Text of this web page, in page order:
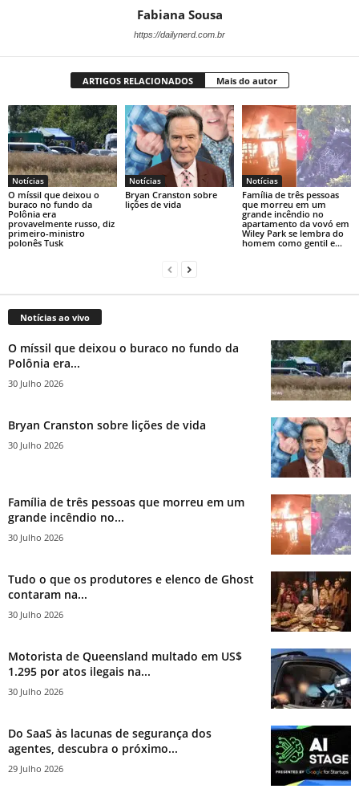
Fabiana Sousa
https://dailynerd.com.br
ARTIGOS RELACIONADOS Mais do autor
Notícias
O míssil que deixou o
buraco no fundo da
Polônia era
provavelmente russo, diz
primeiro-ministro
polonês Tusk
Notícias
Bryan Cranston sobre
lições de vida
Notícias
Família de três pessoas
que morreu em um
grande incêndio no
apartamento da vovó em
Wiley Park se lembra do
homem como gentil e...
Notícias ao vivo
O míssil que deixou o buraco no fundo da
Polônia era...
30 Julho 2026
Bryan Cranston sobre lições de vida
30 Julho 2026
Família de três pessoas que morreu em um
grande incêndio no...
30 Julho 2026
Tudo o que os produtores e elenco de Ghost
contaram na...
30 Julho 2026
Motorista de Queensland multado em US$
1.295 por atos ilegais na...
30 Julho 2026
Do SaaS às lacunas de segurança dos
agentes, descubra o próximo...
29 Julho 2026